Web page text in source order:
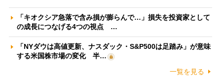
「キオクシア急落で含み損が膨らんで…」損失を投資家として
の成長につなげる4つの視点 …
「NYダウは高値更新、ナスダック・S&P500は足踏み」が意味
する米国株市場の変化 半…
一覧を見る